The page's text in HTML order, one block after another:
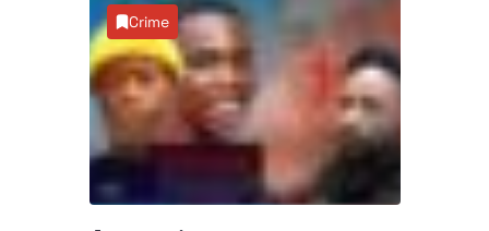
assaltantes roubaram mais de 500
mil kwanzas, telemóveis,
computadores, jóias e documentos,
deixando os moradores em choque e
a questionar a eficácia do combate à
criminalidade na zona.
Crime